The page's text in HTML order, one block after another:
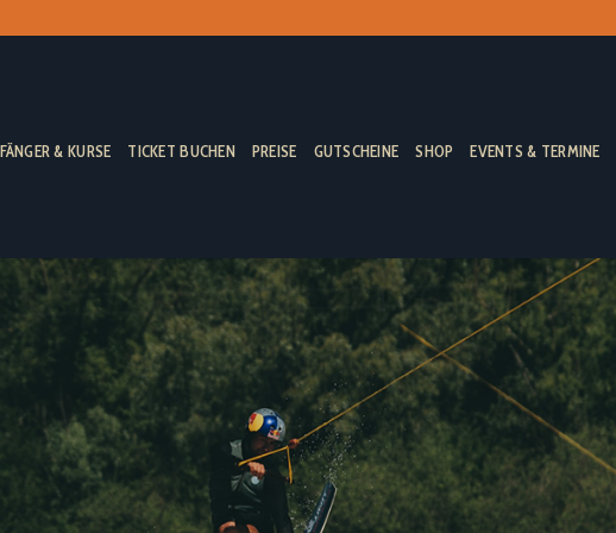
& KURSE TICKET BUCHEN PREISE GUTSCHEINE SHOP EVENTS & TERMINE